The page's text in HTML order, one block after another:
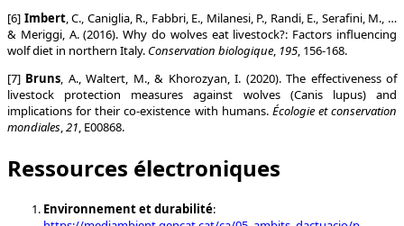
[6] Imbert, C., Caniglia, R., Fabbri, E., Milanesi, P., Randi, E., Serafini, M., …
& Meriggi, A. (2016). Why do wolves eat livestock?: Factors influencing
wolf diet in northern Italy. Conservation biologique, 195, 156-168.
[7] Bruns, A., Waltert, M., & Khorozyan, I. (2020). The effectiveness of
livestock protection measures against wolves (Canis lupus) and
implications for their co-existence with humans. Écologie et conservation
mondiales,21, E00868.
Ressources électroniques
Environnement et durabilité: